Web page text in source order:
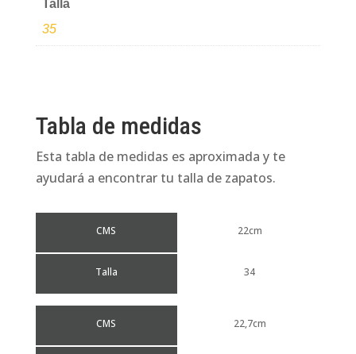
hebilla
cantidad
Talla
35
Tabla de medidas
Esta tabla de medidas es aproximada y te
ayudará a encontrar tu talla de zapatos.
CMS
Talla
22cm
34
CMS 22,7cm